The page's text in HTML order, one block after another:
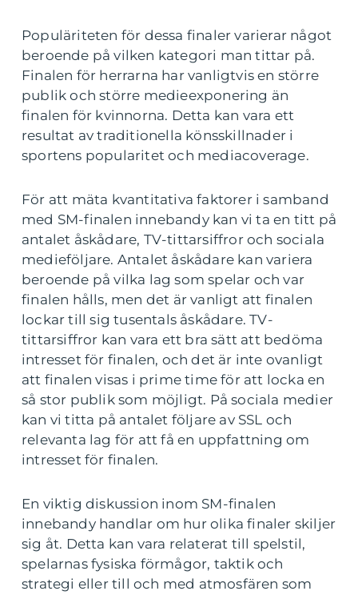
Populäriteten för dessa finaler varierar något
beroende på vilken kategori man tittar på.
Finalen för herrarna har vanligtvis en större
publik och större medieexponering än
finalen för kvinnorna. Detta kan vara ett
resultat av traditionella könsskillnader i
sportens popularitet och mediacoverage.
För att mäta kvantitativa faktorer i samband
med SM-finalen innebandy kan vi ta en titt på
antalet åskådare, TV-tittarsiffror och sociala
medieföljare. Antalet åskådare kan variera
beroende på vilka lag som spelar och var
finalen hålls, men det är vanligt att finalen
lockar till sig tusentals åskådare. TV-
tittarsiffror kan vara ett bra sätt att bedöma
intresset för finalen, och det är inte ovanligt
att finalen visas i prime time för att locka en
så stor publik som möjligt. På sociala medier
kan vi titta på antalet följare av SSL och
relevanta lag för att få en uppfattning om
intresset för finalen.
En viktig diskussion inom SM-finalen
innebandy handlar om hur olika finaler skiljer
sig åt. Detta kan vara relaterat till spelstil,
spelarnas fysiska förmågor, taktik och
strategi eller till och med atmosfären som